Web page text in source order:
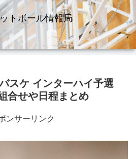
トボール情報局
スケ インターハイ予選
合せや日程まとめ
ンサーリンク